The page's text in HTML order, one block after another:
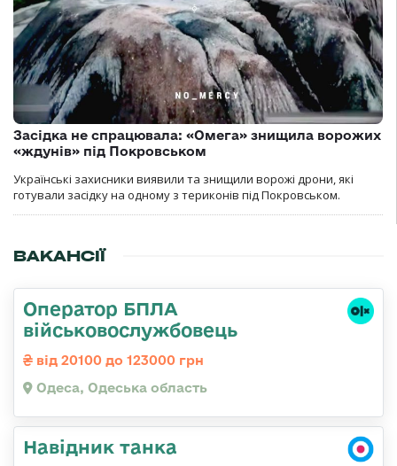
Засідка не спрацювала: «Омега» знищила ворожих
«ждунів» під Покровськом
Українські захисники виявили та знищили ворожі дрони, які
готували засідку на одному з териконів під Покровськом.
ВАКАНСІЇ
Оператор БПЛА
військовослужбовець
від 20100 до 123000 грн
Одеса, Одеська область
Навідник танка